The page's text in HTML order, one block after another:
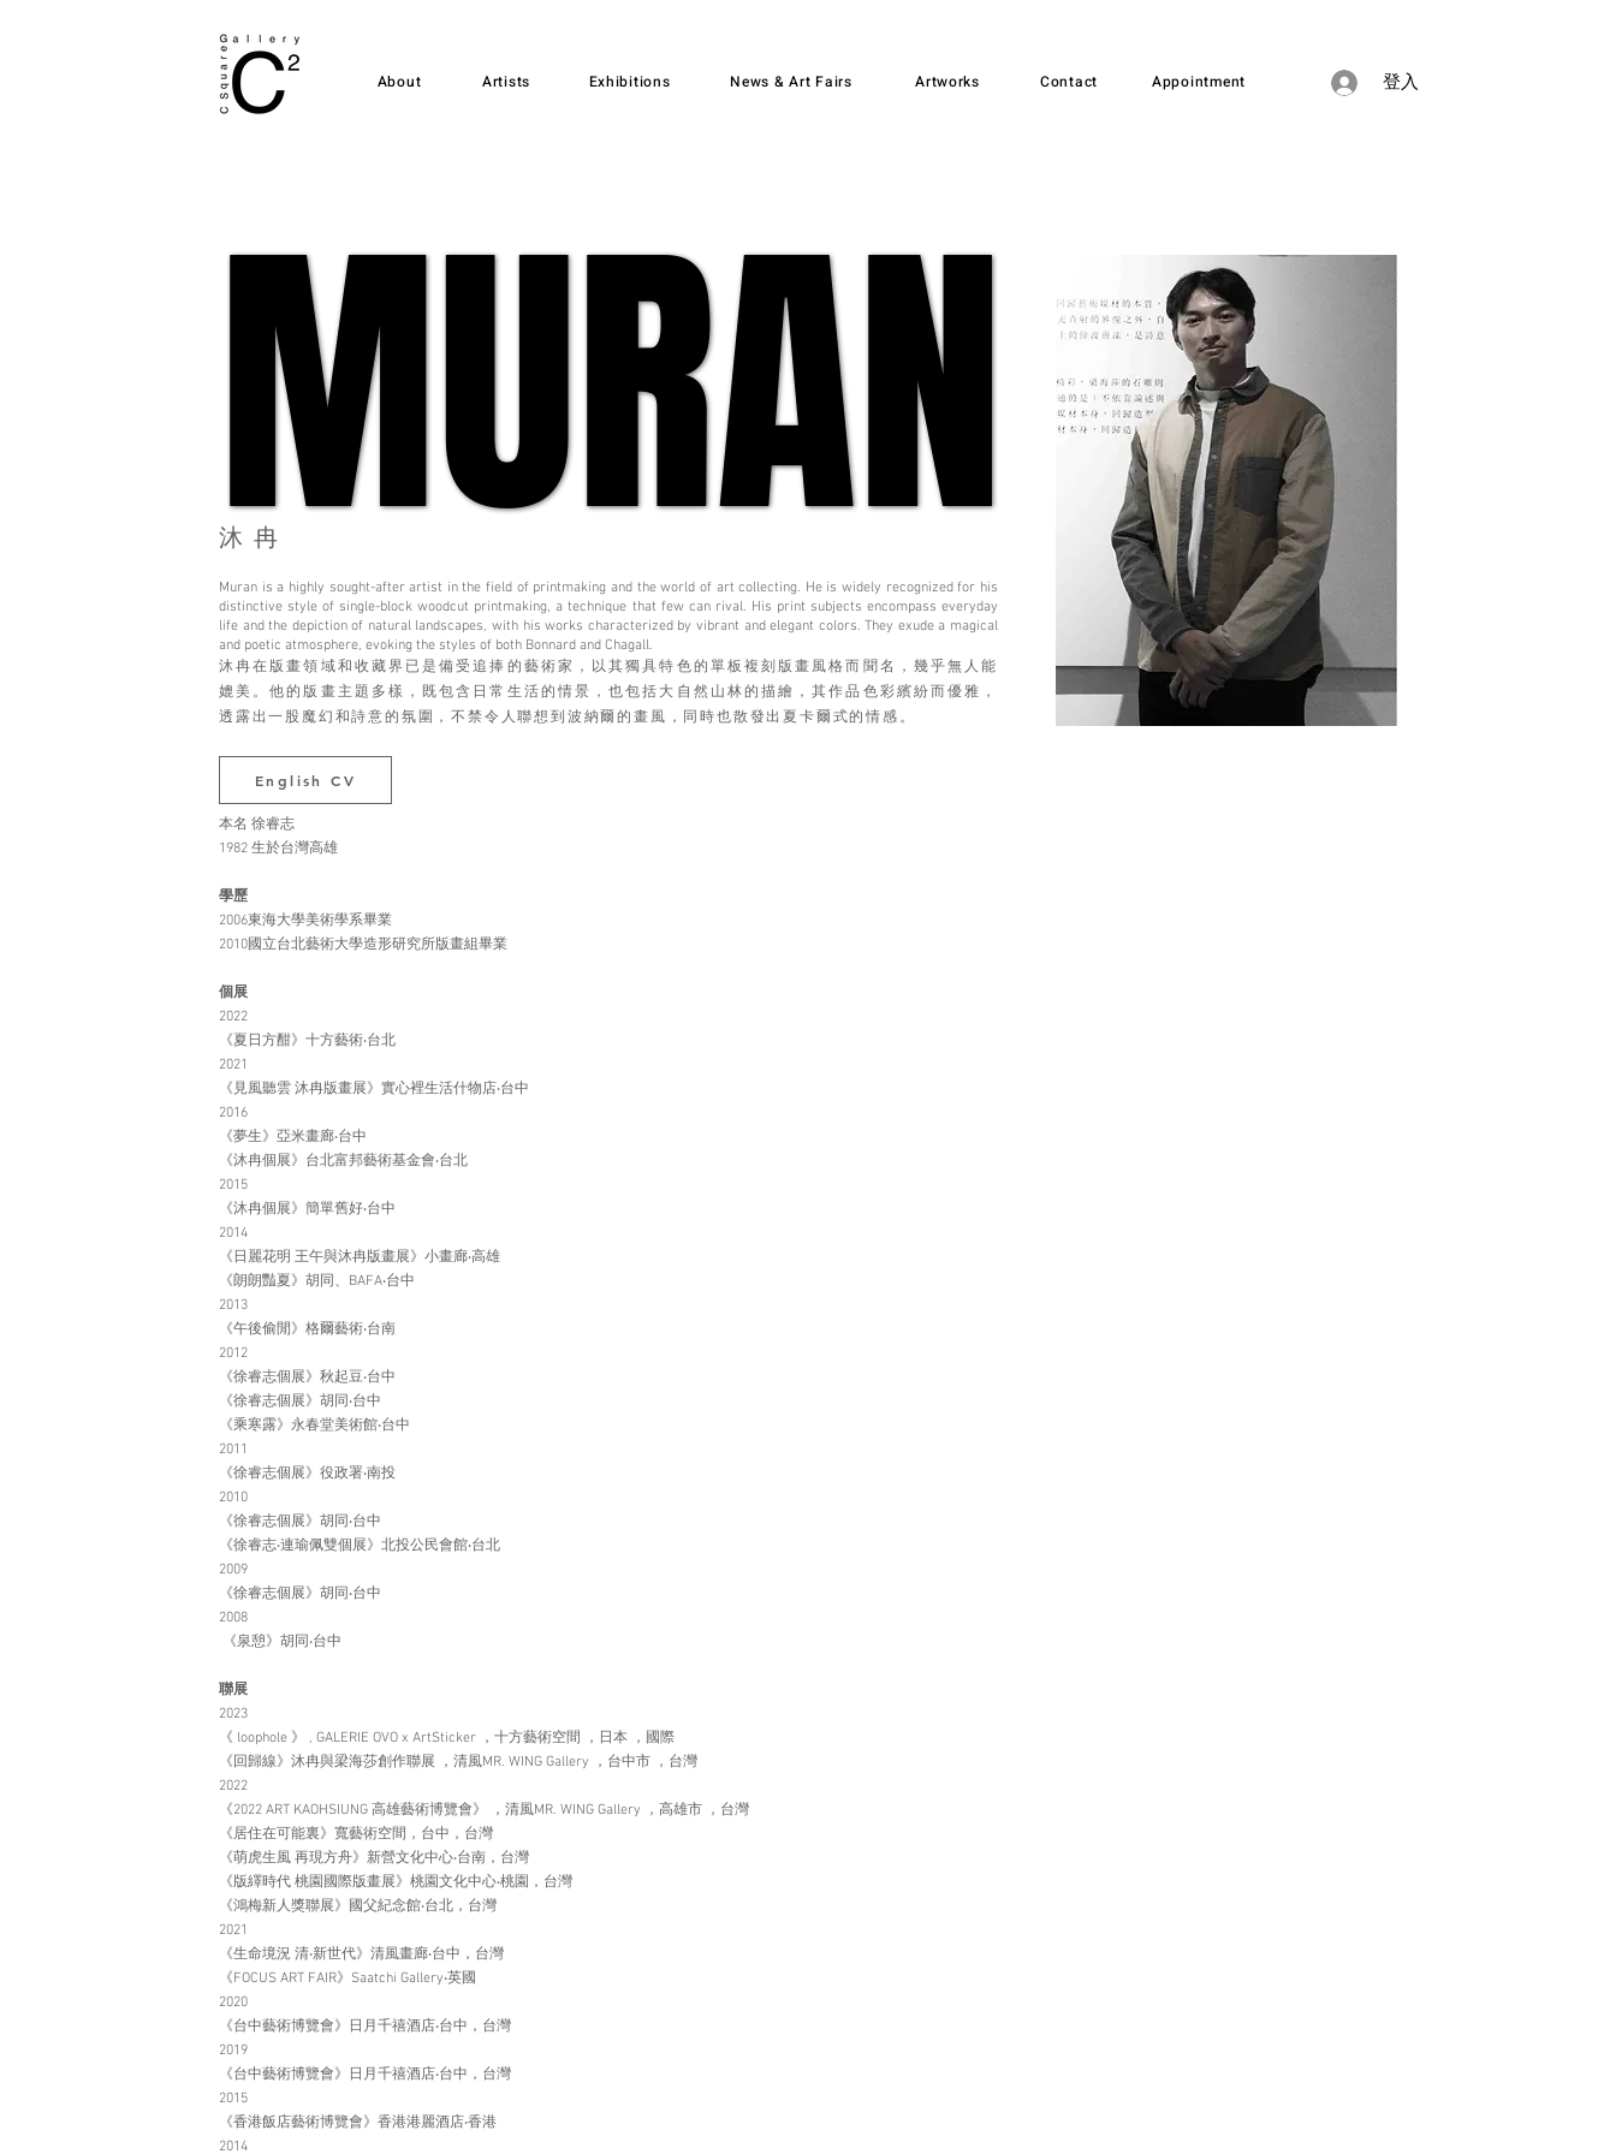
About Artists Exhibitions News & Art Fairs Artworks Contact Appointment 登入
MURAN
MURAN
​沐冉
Muran is a highly sought-after artist in the field of printmaking and the world of art collecting. He is widely recognized for his
distinctive style of single-block woodcut printmaking, a technique that few can rival. His print subjects encompass everyday
life and the depiction of natural landscapes, with his works characterized by vibrant and elegant colors. They exude a magical
and poetic atmosphere, evoking the styles of both Bonnard and Chagall.
沐冉在版畫領域和收藏界已是備受追捧的藝術家，以其獨具特色的單板複刻版畫風格而聞名，幾乎無人能
媲美。他的版畫主題多樣，既包含日常生活的情景，也包括大自然山林的描繪，其作品色彩繽紛而優雅，
透露出一股魔幻和詩意的氛圍，不禁令人聯想到波納爾的畫風，同時也散發出夏卡爾式的情感。
English CV
​本名 徐睿志
1982 生於台灣高雄
學歷
2006東海大學美術學系畢業
2010國立台北藝術大學造形研究所版畫組畢業
個展
2022
《夏日方酣》十方藝術‧台北
2021
《見風聽雲 沐冉版畫展》實心裡生活什物店‧台中
2016
《夢生》亞米畫廊‧台中
《沐冉個展》台北富邦藝術基金會‧台北
2015
《沐冉個展》簡單舊好‧台中
2014
《日麗花明 王午與沐冉版畫展》小畫廊‧高雄
《朗朗豔夏》胡同、BAFA‧台中
2013
《午後偷閒》格爾藝術‧台南
2012
《徐睿志個展》秋起豆‧台中
《徐睿志個展》胡同‧台中
《乘寒露》永春堂美術館‧台中
2011
《徐睿志個展》役政署‧南投
2010
《徐睿志個展》胡同‧台中
《徐睿志‧連瑜佩雙個展》北投公民會館‧台北
2009
《徐睿志個展》胡同‧台中
2008
《泉憩》胡同‧台中
聯展
2023
《 loophole 》 , GALERIE OVO x ArtSticker ，十方藝術空間 ，日本 ，國際
《回歸線》沐冉與梁海莎創作聯展 ，清風MR. WING Gallery ，台中市 ，台灣
2022
《2022 ART KAOHSIUNG 高雄藝術博覽會》 ，清風MR. WING Gallery ，高雄市 ，台灣
《居住在可能裏》寬藝術空間，台中，台灣
《萌虎生風 再現方舟》新營文化中心‧台南，台灣
《版繹時代 桃園國際版畫展》桃園文化中心‧桃園，台灣
《鴻梅新人獎聯展》國父紀念館‧台北，台灣
2021
《生命境況 清‧新世代》清風畫廊‧台中，台灣
《FOCUS ART FAIR》Saatchi Gallery‧英國
2020
《台中藝術博覽會》日月千禧酒店‧台中，台灣
2019
《台中藝術博覽會》日月千禧酒店‧台中，台灣
2015
《香港飯店藝術博覽會》香港港麗酒店‧香港
2014